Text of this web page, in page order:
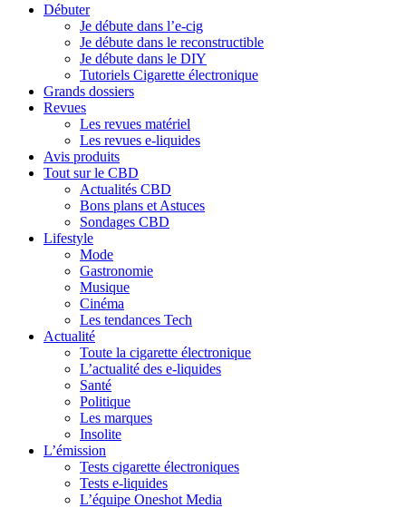
Débuter
Je débute dans l’e-cig
Je débute dans le reconstructible
Je débute dans le DIY
Tutoriels Cigarette électronique
Grands dossiers
Revues
Les revues matériel
Les revues e-liquides
Avis produits
Tout sur le CBD
Actualités CBD
Bons plans et Astuces
Sondages CBD
Lifestyle
Mode
Gastronomie
Musique
Cinéma
Les tendances Tech
Actualité
Toute la cigarette électronique
L’actualité des e-liquides
Santé
Politique
Les marques
Insolite
L’émission
Tests cigarette électroniques
Tests e-liquides
L’équipe Oneshot Media